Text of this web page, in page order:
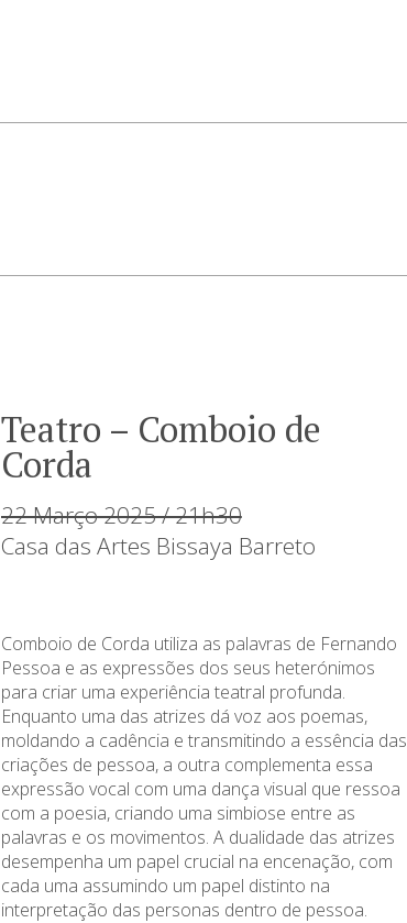
Teatro – Comboio de
Corda
22 Março 2025 / 21h30
Casa das Artes Bissaya Barreto
Comboio de Corda utiliza as palavras de Fernando
Pessoa e as expressões dos seus heterónimos
para criar uma experiência teatral profunda.
Enquanto uma das atrizes dá voz aos poemas,
moldando a cadência e transmitindo a essência das
criações de pessoa, a outra complementa essa
expressão vocal com uma dança visual que ressoa
com a poesia, criando uma simbiose entre as
palavras e os movimentos. A dualidade das atrizes
desempenha um papel crucial na encenação, com
cada uma assumindo um papel distinto na
interpretação das personas dentro de pessoa.